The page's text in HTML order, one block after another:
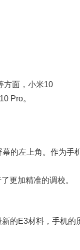
面，小米10
Pro。
的左上角。作为手
更加精准的调校。
的E3材料，手机的